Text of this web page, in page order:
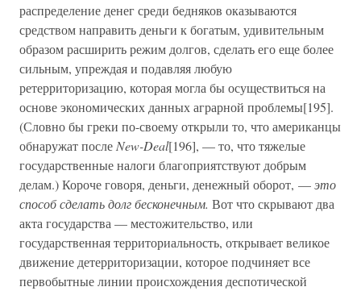
распределение денег среди бедняков оказываются
средством направить деньги к богатым, удивительным
образом расширить режим долгов, сделать его еще более
сильным, упреждая и подавляя любую
ретерриторизацию, которая могла бы осуществиться на
основе экономических данных аграрной проблемы[195].
(Словно бы греки по-своему открыли то, что американцы
обнаружат после New-Deal[196], — то, что тяжелые
государственные налоги благоприятствуют добрым
делам.) Короче говоря, деньги, денежный оборот, —это
способ сделать долг бесконечным. Вот что скрывают два
акта государства — местожительство, или
государственная территориальность, открывает великое
движение детерриторизации, которое подчиняет все
первобытные линии происхождения деспотической